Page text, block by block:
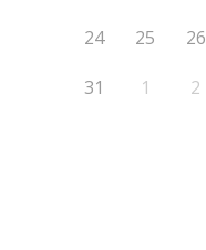
24 25 26
31 1 2